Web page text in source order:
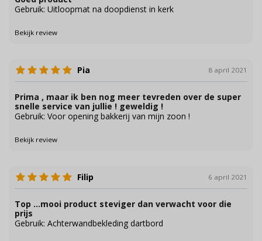
Gebruik: Uitloopmat na doopdienst in kerk
Bekijk review
Pia 8 april 2021
Prima , maar ik ben nog meer tevreden over de super
snelle service van jullie ! geweldig !
Gebruik: Voor opening bakkerij van mijn zoon !
Bekijk review
Filip 6 april 2021
Top ...mooi product steviger dan verwacht voor die
prijs
Gebruik: Achterwandbekleding dartbord